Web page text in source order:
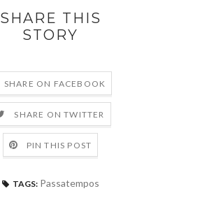
SHARE THIS
STORY
SHARE ON FACEBOOK
SHARE ON TWITTER
PIN THIS POST
TAGS: Passatempos